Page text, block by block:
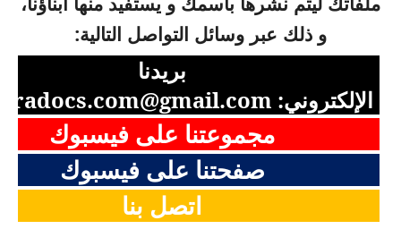
و ذلك عبر وسائل التواصل التالية:
بريدنا
الإلكتروني:
مجموعتنا على فيسبوك
صفحتنا على فيسبوك
اتصل بنا